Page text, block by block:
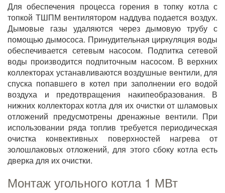
Для обеспечения процесса горения в топку котла с
топкой ТШПМ вентилятором наддува подается воздух.
Дымовые газы удаляются через дымовую трубу с
помощью дымососа. Принудительная циркуляция воды
обеспечивается сетевым насосом. Подпитка сетевой
воды производится подпиточным насосом. В верхних
коллекторах устанавливаются воздушные вентили, для
спуска попавшего в котел при заполнении его водой
воздуха и предотвращения накипеобразования. В
нижних коллекторах котла для их очистки от шламовых
отложений предусмотрены дренажные вентили. При
использовании ряда топлив требуется периодическая
очистка конвективных поверхностей нагрева от
золошлаковых отложений, для этого сбоку котла есть
дверка для их очистки.
Монтаж угольного котла 1 МВт